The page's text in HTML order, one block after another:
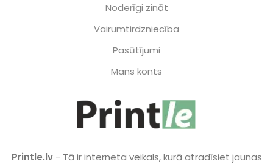
Noderīgi zināt
Vairumtirdzniecība
Pasūtījumi
Mans konts
Printle.lv - Tā ir interneta veikals, kurā atradīsiet jaunas